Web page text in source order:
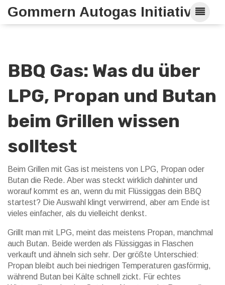
Gommern Autogas Initiative
BBQ Gas: Was du über
LPG, Propan und Butan
beim Grillen wissen
solltest
Beim Grillen mit Gas ist meistens von LPG, Propan oder
Butan die Rede. Aber was steckt wirklich dahinter und
worauf kommt es an, wenn du mit Flüssiggas dein BBQ
startest? Die Auswahl klingt verwirrend, aber am Ende ist
vieles einfacher, als du vielleicht denkst.
Grillt man mit LPG, meint das meistens Propan, manchmal
auch Butan. Beide werden als Flüssiggas in Flaschen
verkauft und ähneln sich sehr. Der größte Unterschied:
Propan bleibt auch bei niedrigen Temperaturen gasförmig,
während Butan bei Kälte schnell zickt. Für echtes